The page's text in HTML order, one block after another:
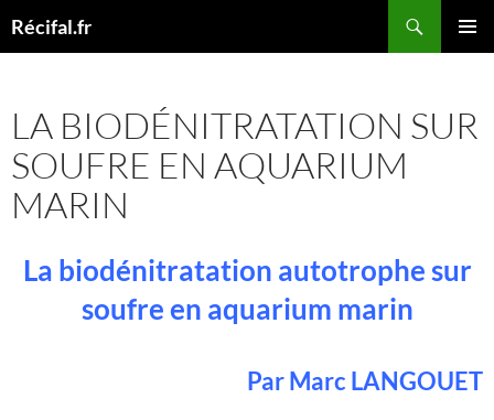
auRécifal.fr
LA BIODÉNITRATATION SUR
SOUFRE EN AQUARIUM
MARIN
La biodénitratation autotrophe sur
soufre en aquarium marin
Par Marc LANGOUET